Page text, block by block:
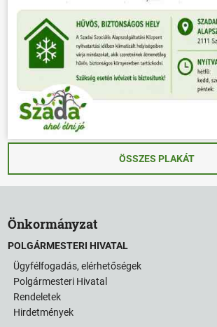
ÖSSZES PLAKÁT
Önkormányzat
POLGÁRMESTERI HIVATAL
Ügyfélfogadás, elérhetőségek
Polgármesteri Hivatal
Rendeletek
Hirdetmények